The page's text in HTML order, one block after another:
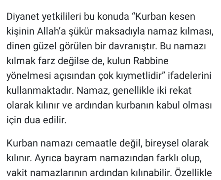
Diyanet yetkilileri bu konuda “Kurban kesen
kişinin Allah’a şükür maksadıyla namaz kılması,
dinen güzel görülen bir davranıştır. Bu namazı
kılmak farz değilse de, kulun Rabbine
yönelmesi açısından çok kıymetlidir” ifadelerini
kullanmaktadır. Namaz, genellikle iki rekat
olarak kılınır ve ardından kurbanın kabul olması
için dua edilir.
Kurban namazı cemaatle değil, bireysel olarak
kılınır. Ayrıca bayram namazından farklı olup,
vakit namazlarının ardından kılınabilir. Özellikle